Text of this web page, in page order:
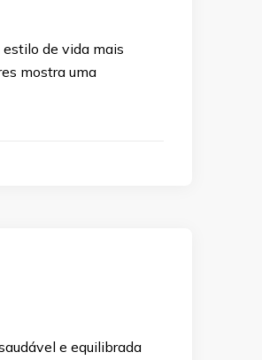
de vida mais
mostra uma
e equilibrada